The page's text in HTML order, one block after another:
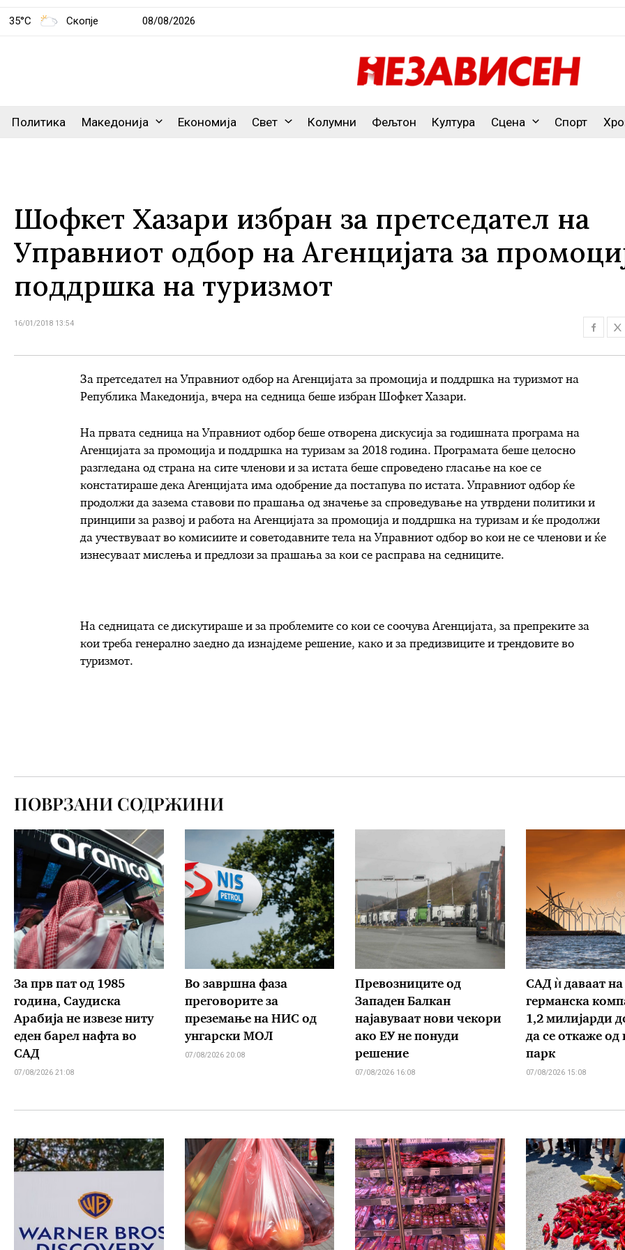
35°C Скопје 08/08/2026
Политика Македонија Економија Свет Колумни Фељтон Култура Сцена Спорт
Шофкет Хазари избран за претседател на
Управниот одбор на Агенцијата за
поддршка на туризмот
16/01/2018 13:54
За претседател на Управниот одбор на Агенцијата за промоција и поддршка на туризмот на
Република Македонија, вчера на седница беше избран Шофкет Хазари.
На првата седница на Управниот одбор беше отворена дискусија за годишната програма на
Агенцијата за промоција и поддршка на туризам за 2018 година. Програмата беше целосно
разгледана од страна на сите членови и за истата беше спроведено гласање на кое се
констатираше дека Агенцијата има одобрение да постапува по истата. Управниот одбор ќе
продолжи да зазема ставови по прашања од значење за спроведување на утврдени политики и
принципи за развој и работа на Агенцијата за промоција и поддршка на туризам и ќе продолжи
да учествуваат во комисиите и советодавните тела на Управниот одбор во кои не се членови и ќе
изнесуваат мислења и предлози за прашања за кои се расправа на седниците.
На седницата се дискутираше и за проблемите со кои се соочува Агенцијата, за препреките за
кои треба генерално заедно да изнајдеме решение, како и за предизвиците и трендовите во
туризмот.
ПОВРЗАНИ СОДРЖИНИ
За прв пат од 1985
година, Саудиска
Арабија не извезе ниту
еден барел нафта во
САД
07/08/2026 21:08
Во завршна фаза
преговорите за
преземање на НИС од
унгарски МОЛ
07/08/2026 20:08
Превозниците од
Западен Балкан
најавуваат нови чекори
ако ЕУ не понуди
решение
07/08/2026 16:08
САД ѝ даваат на
германска
1,2 милијарди
да се откаже од
парк
07/08/2026 15:08